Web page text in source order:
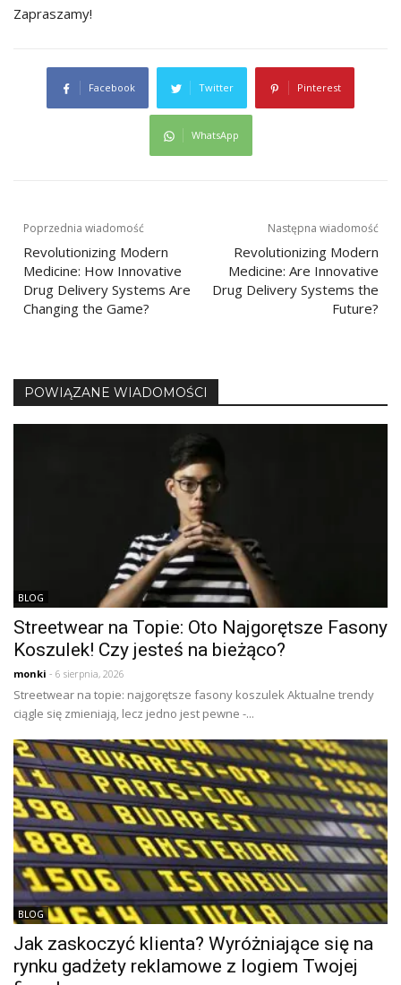
Zapraszamy!
Facebook Twitter Pinterest
WhatsApp
Nawigacja
wpisu
Poprzednia wiadomość
Revolutionizing Modern
Medicine: How Innovative
Drug Delivery Systems Are
Changing the Game?
Następna wiadomość
Revolutionizing Modern
Medicine: Are Innovative
Drug Delivery Systems the
Future?
POWIĄZANE WIADOMOŚCI
BLOG
Streetwear na Topie: Oto Najgorętsze Fasony
Koszulek! Czy jesteś na bieżąco?
monki - 6 sierpnia, 2026
Streetwear na topie: najgorętsze fasony koszulek Aktualne trendy
ciągle się zmieniają, lecz jedno jest pewne -...
BLOG
Jak zaskoczyć klienta? Wyróżniające się na
rynku gadżety reklamowe z logiem Twojej